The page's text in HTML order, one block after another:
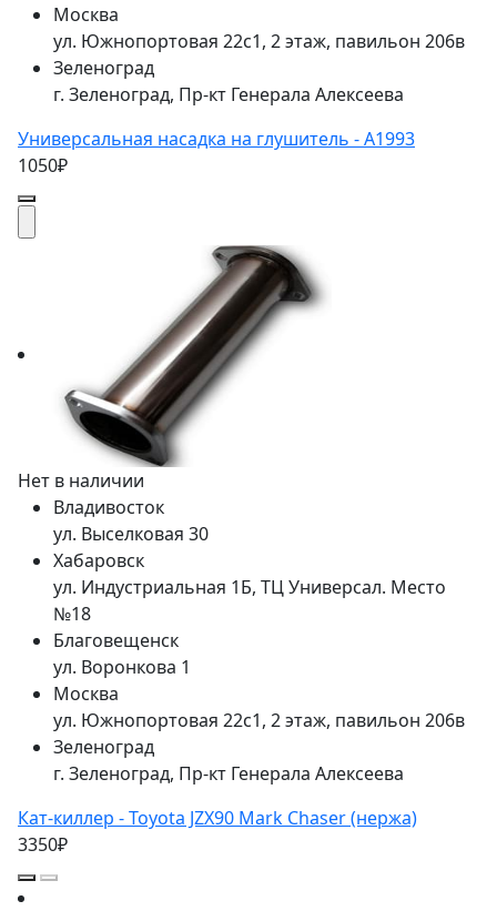
Москва
ул. Южнопортовая 22с1, 2 этаж, павильон 206в
Зеленоград
г. Зеленоград, Пр-кт Генерала Алексеева
Универсальная насадка на глушитель - A1993
1050₽
Нет в наличии
Владивосток
ул. Выселковая 30
Хабаровск
ул. Индустриальная 1Б, ТЦ Универсал. Место
№18
Благовещенск
ул. Воронкова 1
Москва
ул. Южнопортовая 22с1, 2 этаж, павильон 206в
Зеленоград
г. Зеленоград, Пр-кт Генерала Алексеева
Кат-киллер - Toyota JZX90 Mark Chaser (нержа)
3350₽